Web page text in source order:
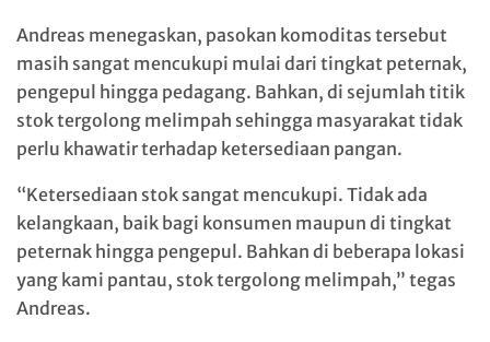
Andreas menegaskan, pasokan komoditas tersebut
masih sangat mencukupi mulai dari tingkat peternak,
pengepul hingga pedagang. Bahkan, di sejumlah titik
stok tergolong melimpah sehingga masyarakat tidak
perlu khawatir terhadap ketersediaan pangan.
“Ketersediaan stok sangat mencukupi. Tidak ada
kelangkaan, baik bagi konsumen maupun di tingkat
peternak hingga pengepul. Bahkan di beberapa lokasi
yang kami pantau, stok tergolong melimpah,” tegas
Andreas.